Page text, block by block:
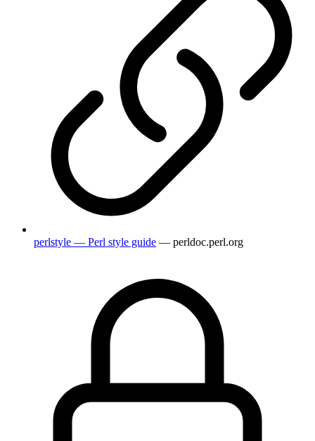
perlstyle — Perl style guide — perldoc.perl.org